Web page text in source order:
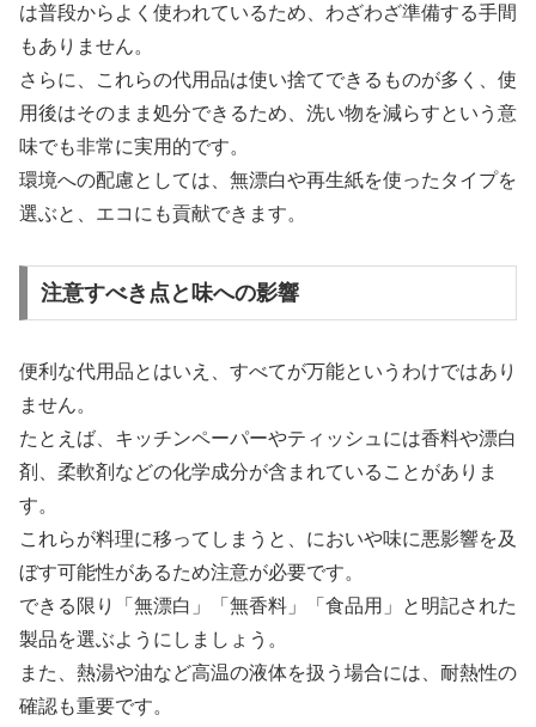
は普段からよく使われているため、わざわざ準備する手間
もありません。
さらに、これらの代用品は使い捨てできるものが多く、使
用後はそのまま処分できるため、洗い物を減らすという意
味でも非常に実用的です。
環境への配慮としては、無漂白や再生紙を使ったタイプを
選ぶと、エコにも貢献できます。
注意すべき点と味への影響
便利な代用品とはいえ、すべてが万能というわけではあり
ません。
たとえば、キッチンペーパーやティッシュには香料や漂白
剤、柔軟剤などの化学成分が含まれていることがありま
す。
これらが料理に移ってしまうと、においや味に悪影響を及
ぼす可能性があるため注意が必要です。
できる限り「無漂白」「無香料」「食品用」と明記された
製品を選ぶようにしましょう。
また、熱湯や油など高温の液体を扱う場合には、耐熱性の
確認も重要です。